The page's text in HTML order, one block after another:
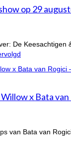
op 29
De
x Bata
van Bata van